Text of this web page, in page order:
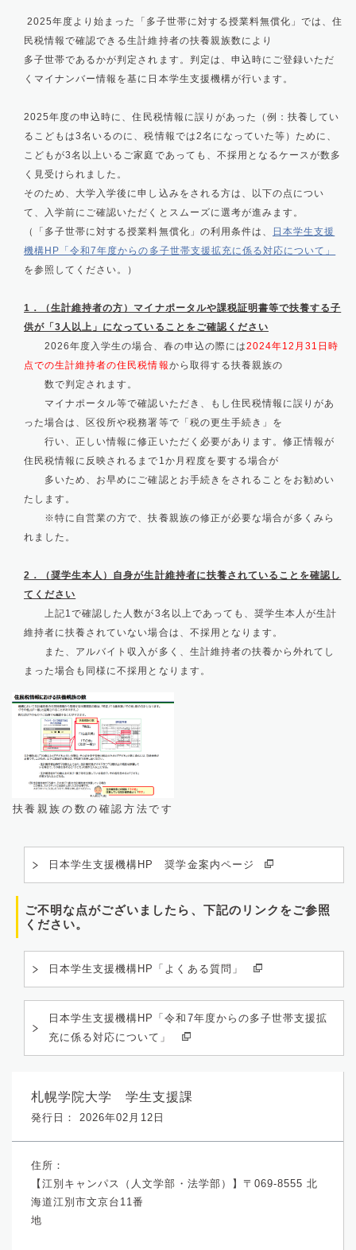
2025年度より始まった「多子世帯に対する授業料無償化」では、住
民税情報で確認できる生計維持者の扶養親族数により
多子世帯であるかが判定されます。判定は、申込時にご登録いただ
くマイナンバー情報を基に日本学生支援機構が行います。
2025年度の申込時に、住民税情報に誤りがあった（例：扶養してい
るこどもは3名いるのに、税情報では2名になっていた等）ために、
こどもが3名以上いるご家庭であっても、不採用となるケースが数多
く見受けられました。
そのため、大学入学後に申し込みをされる方は、以下の点につい
て、入学前にご確認いただくとスムーズに選考が進みます。
（「多子世帯に対する授業料無償化」の利用条件は、
日本学生支援
機構HP「令和7年度からの多子世帯支援拡充に係る対応について」
を参照してください。）
1．（生計維持者の方）マイナポータルや課税証明書等で扶養する子
供が「3人以上」になっていることをご確認ください
2026年度入学生の場合、春の申込の際には2024年12月31日時
点での生計維持者の住民税情報から取得する扶養親族の
数で判定されます。
マイナポータル等で確認いただき、もし住民税情報に誤りがあ
った場合は、区役所や税務署等で「税の更生手続き」を
行い、正しい情報に修正いただく必要があります。修正情報が
住民税情報に反映されるまで1か月程度を要する場合が
多いため、お早めにご確認とお手続きをされることをお勧めい
たします。
※特に自営業の方で、扶養親族の修正が必要な場合が多くみら
れました。
2．（奨学生本人）自身が生計維持者に扶養されていることを確認し
てください
上記1で確認した人数が3名以上であっても、奨学生本人が生計
維持者に扶養されていない場合は、不採用となります。
また、アルバイト収入が多く、生計維持者の扶養から外れてし
まった場合も同様に不採用となります。
扶養親族の数の確認方法です
日本学生支援機構HP 奨学金案内ページ
ご不明な点がございましたら、下記のリンクをご参照
ください。
日本学生支援機構HP「よくある質問」
日本学生支援機構HP「令和7年度からの多子世帯支援拡
充に係る対応について」
発行日： 2026年02月12日
札幌学院大学 学生支援課
住所：
【江別キャンパス（人文学部・法学部）】〒069-8555 北
海道江別市文京台11番
地